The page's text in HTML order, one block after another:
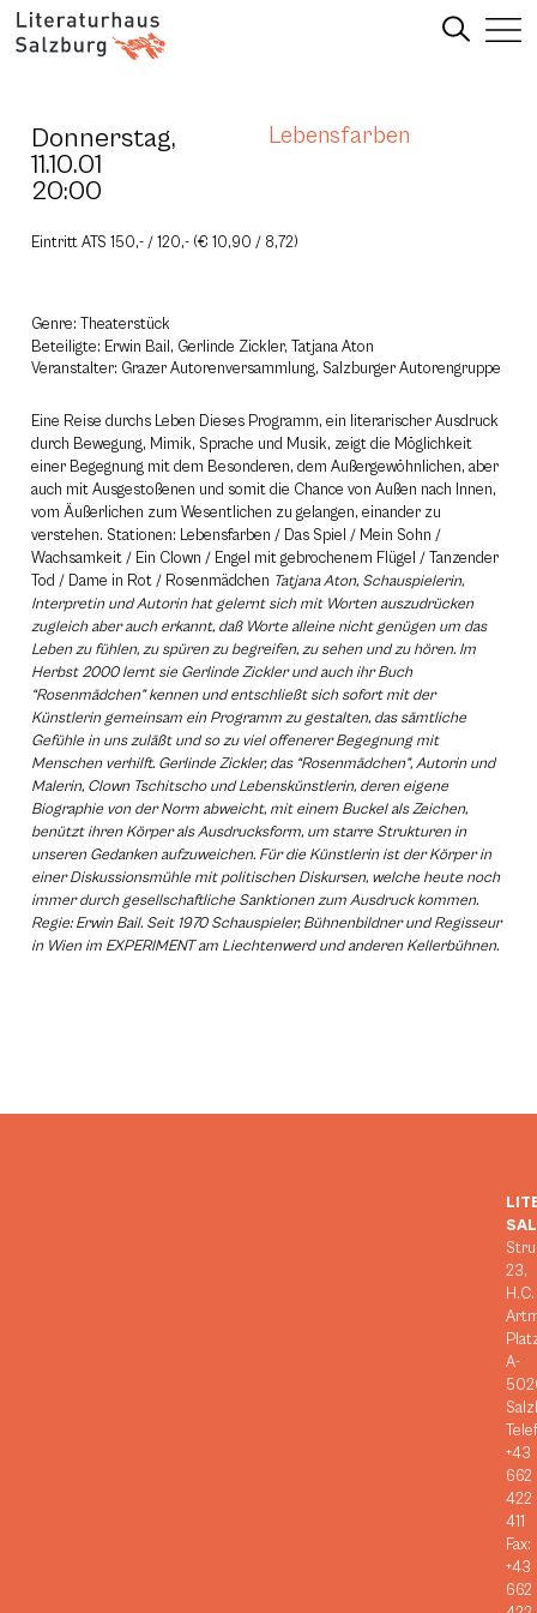
Donnerstag,
11.10.01
20:00
Lebensfarben
Eintritt ATS 150,- / 120,- (€ 10,90 / 8,72)
Genre: Theaterstück
Beteiligte: Erwin Bail, Gerlinde Zickler, Tatjana Aton
Veranstalter: Grazer Autorenversammlung, Salzburger Autorengruppe
Eine Reise durchs Leben Dieses Programm, ein literarischer Ausdruck
durch Bewegung, Mimik, Sprache und Musik, zeigt die Möglichkeit
einer Begegnung mit dem Besonderen, dem Außergewöhnlichen, aber
auch mit Ausgestoßenen und somit die Chance von Außen nach Innen,
vom Äußerlichen zum Wesentlichen zu gelangen, einander zu
verstehen. Stationen: Lebensfarben / Das Spiel / Mein Sohn /
Wachsamkeit / Ein Clown / Engel mit gebrochenem Flügel / Tanzender
Tod / Dame in Rot / Rosenmädchen Tatjana Aton, Schauspielerin,
Interpretin und Autorin hat gelernt sich mit Worten auszudrücken
zugleich aber auch erkannt, daß Worte alleine nicht genügen um das
Leben zu fühlen, zu spüren zu begreifen, zu sehen und zu hören. Im
Herbst 2000 lernt sie Gerlinde Zickler und auch ihr Buch
“Rosenmädchen” kennen und entschließt sich sofort mit der
Künstlerin gemeinsam ein Programm zu gestalten, das sämtliche
Gefühle in uns zuläßt und so zu viel offenerer Begegnung mit
Menschen verhilft. Gerlinde Zickler, das “Rosenmädchen”, Autorin und
Malerin, Clown Tschitscho und Lebenskünstlerin, deren eigene
Biographie von der Norm abweicht, mit einem Buckel als Zeichen,
benützt ihren Körper als Ausdrucksform, um starre Strukturen in
unseren Gedanken aufzuweichen. Für die Künstlerin ist der Körper in
einer Diskussionsmühle mit politischen Diskursen, welche heute noch
immer durch gesellschaftliche Sanktionen zum Ausdruck kommen.
Regie: Erwin Bail. Seit 1970 Schauspieler, Bühnenbildner und Regisseur
in Wien im EXPERIMENT am Liechtenwerd und anderen Kellerbühnen.
23,
H.C.
A-
+43
662
422
411
Fax:
+43
662